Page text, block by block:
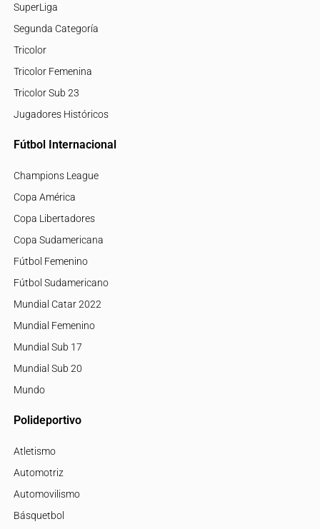
SuperLiga
Segunda Categoría
Tricolor
Tricolor Femenina
Tricolor Sub 23
Jugadores Históricos
Fútbol Internacional
Champions League
Copa América
Copa Libertadores
Copa Sudamericana
Fútbol Femenino
Fútbol Sudamericano
Mundial Catar 2022
Mundial Femenino
Mundial Sub 17
Mundial Sub 20
Mundo
Polideportivo
Atletismo
Automotriz
Automovilismo
Básquetbol